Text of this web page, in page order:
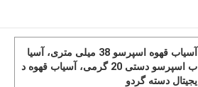
آسیاب قهوه اسپرسو 38 میلی متری، آسیا
ب اسپرسو دستی 20 گرمی، آسیاب قهوه د
یجیتال دسته گردو